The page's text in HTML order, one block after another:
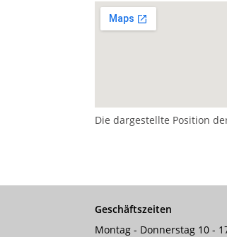
Die dargestellte Position
Geschäftszeiten
Montag - Donnerstag 10 -